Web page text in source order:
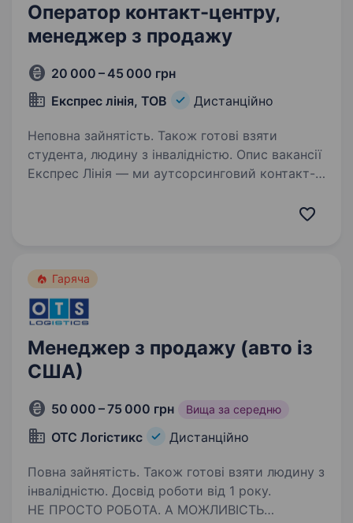
Оператор контакт-центру,
менеджер з продажу
20 000 – 45 000 грн
Експрес лінія, ТОВ
Дистанційно
Неповна зайнятість. Також готові взяти
студента, людину з інвалідністю. Опис вакансії
Експрес Лінія — ми аутсорсинговий контакт-
з 2017 року та надає клієнтам якісні послуги.
Гаряча
Менеджер з продажу (авто із
США)
50 000 – 75 000 грн Вища за середню
ОТС Логістикс Дистанційно
Повна зайнятість. Також готові взяти людину з
інвалідністю. Досвід роботи від 1 року.
НЕ ПРОСТО РОБОТА. А МОЖЛИВІСТЬ